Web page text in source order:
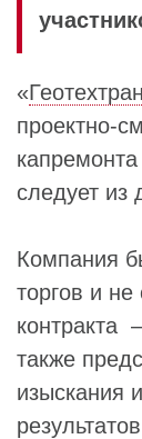
«
проектно-
следует из
Компания
торгов и
контракта
также
изыскания